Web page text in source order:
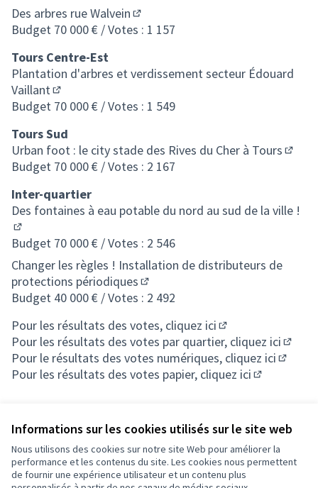
Informations sur les cookies utilisés sur le site web
Nous utilisons des cookies sur notre site Web pour améliorer la
performance et les contenus du site. Les cookies nous permettent
de fournir une expérience utilisateur et un contenu plus
Des arbres rue Walvein
(S'ouvre dans un nouvel onglet)
Budget 70 000 € / Votes : 1 157
Tours Centre-Est
Plantation d'arbres et verdissement secteur Édouard
Vaillant
(S'ouvre dans un nouvel onglet)
Budget 70 000 € / Votes : 1 549
Tours Sud
Urban foot : le city stade des Rives du Cher à Tours
Budget 70 000 € / Votes : 2 167
Inter-quartier
Des fontaines à eau potable du nord au sud de la ville !
(S'ouvre dans un nouvel onglet)
Budget 70 000 € / Votes : 2 546
Changer les règles ! Installation de distributeurs de
protections périodiques
(S'ouvre dans un nouvel onglet)
Budget 40 000 € / Votes : 2 492
Pour les résultats des votes, cliquez ici
(S'ouvre dans un
Pour les résultats des votes par quartier, cliquez ici
Pour le résultats des votes numériques, cliquez ici
Pour les résultats des votes papier, cliquez ici
Conditions d'utilisation